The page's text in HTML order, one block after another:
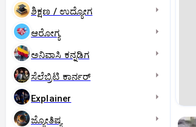
ಶಿಕ್ಷಣ / ಉದ್ಯೋಗ
ಆರೋಗ್ಯ
ಅನಿವಾಸಿ ಕನ್ನಡಿಗ
ಸೆಲೆಬ್ರಿಟಿ ಕಾರ್ನರ್‌
Explainer
ಜ್ಯೋತಿಷ್ಯ